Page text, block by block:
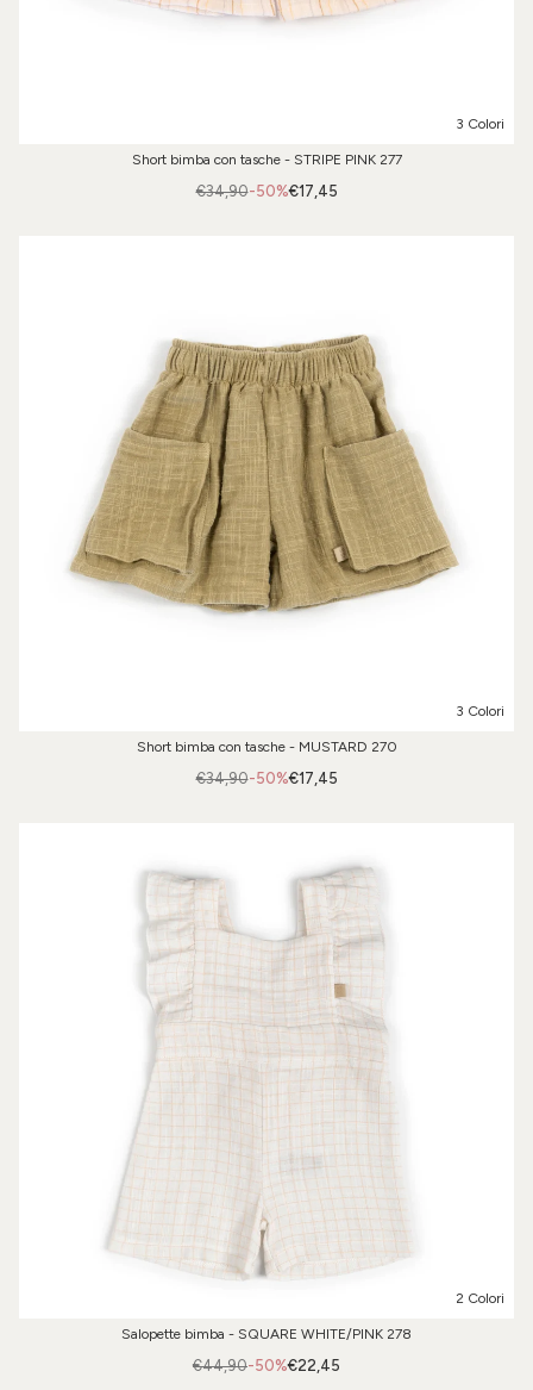
3 Colori
Short bimba con tasche - STRIPE PINK 277
-50%
€34,90 €17,45
3 Colori
Short bimba con tasche - MUSTARD 270
-50%
€34,90 €17,45
2 Colori
Salopette bimba - SQUARE WHITE/PINK 278
-50%
€44,90 €22,45